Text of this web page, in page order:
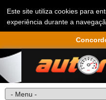
Este site utiliza cookies para
experiência durante a